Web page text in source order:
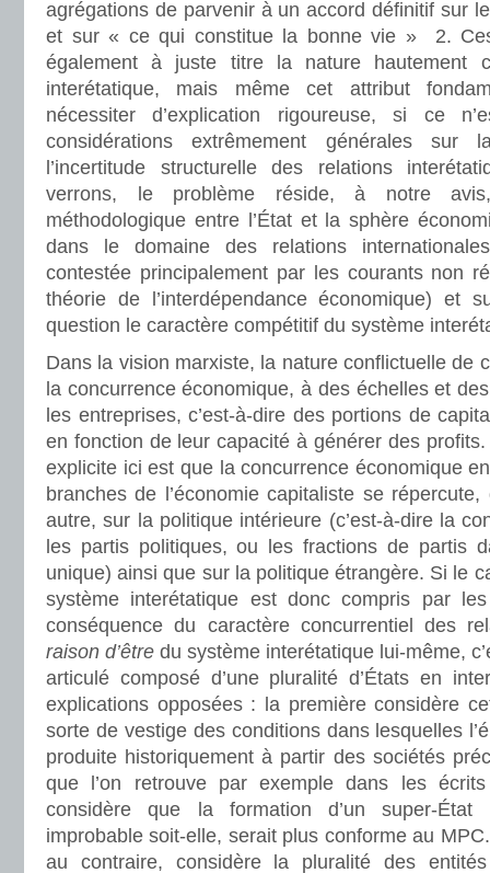
agrégations de parvenir à un accord définitif sur
et sur « ce qui constitue la bonne vie » 2.
également à juste titre la nature hautement
interétatique, mais même cet attribut
nécessiter d’explication rigoureuse, si ce
considérations extrêmement générales sur
l’incertitude structurelle des relations
verrons, le problème réside, à notre
méthodologique entre l’État et la sphère
dans le domaine des relations
contestée principalement par les courants non
théorie de l’interdépendance économique) et
question le caractère compétitif du système
Dans la vision marxiste, la nature conflictuelle de
la concurrence économique, à des échelles et
les entreprises, c’est-à-dire des portions de
en fonction de leur capacité à générer des profits.
explicite ici est que la concurrence économique
branches de l’économie capitaliste se répercute,
autre, sur la politique intérieure (c’est-à-dire la
les partis politiques, ou les fractions de partis
unique) ainsi que sur la politique étrangère. Si le
système interétatique est donc compris par
conséquence du caractère concurrentiel des
raison d’être du système interétatique lui-même,
articulé composé d’une pluralité d’États en
explications opposées : la première considère
sorte de vestige des conditions dans lesquelles
produite historiquement à partir des sociétés
que l’on retrouve par exemple dans les
considère que la formation d’un super-État
improbable soit-elle, serait plus conforme au
au contraire, considère la pluralité des